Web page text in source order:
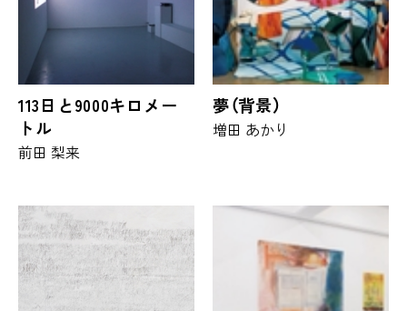
113日と9000キロメー
トル
前田 梨来
夢（背景）
増田 あかり